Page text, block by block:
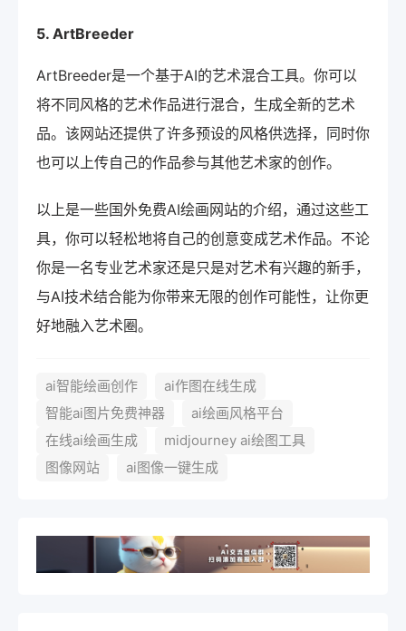
5. ArtBreeder
ArtBreeder是一个基于AI的艺术混合工具。你可以
将不同风格的艺术作品进行混合，生成全新的艺术
品。该网站还提供了许多预设的风格供选择，同时你
也可以上传自己的作品参与其他艺术家的创作。
以上是一些国外免费AI绘画网站的介绍，通过这些工
具，你可以轻松地将自己的创意变成艺术作品。不论
你是一名专业艺术家还是只是对艺术有兴趣的新手，
与AI技术结合能为你带来无限的创作可能性，让你更
好地融入艺术圈。
ai智能绘画创作
ai作图在线生成
智能ai图片免费神器
ai绘画风格平台
在线ai绘画生成
midjourney ai绘图工具
图像网站
ai图像一键生成